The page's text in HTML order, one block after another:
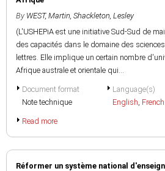
By WEST, Martin, Shackleton, Lesley
(L'USHEPiA est une initiative Sud-Sud de
des capacités dans le domaine des
lettres. Elle implique un certain nombre
Afrique australe et orientale qui...
Document format
Note technique
Language(s)
English, French
Read more
Réformer un système national